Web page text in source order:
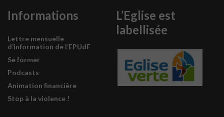
Informations
Lettre mensuelle
d’information de l’EPUdF
Se former
Podcasts
Animation financière
Stop à la violence !
L’Eglise est
labellisée